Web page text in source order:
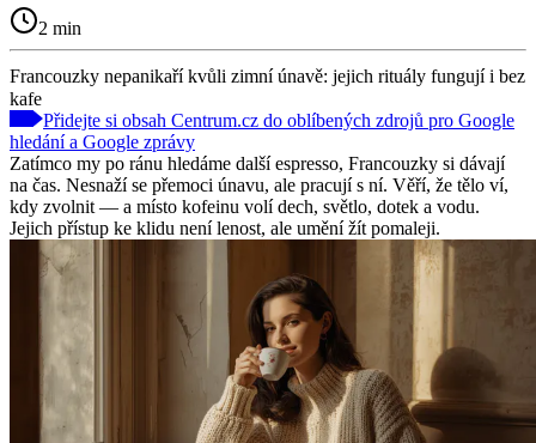
2 min
Francouzky nepanikaří kvůli zimní únavě: jejich rituály fungují i bez
kafe
Přidejte si obsah Centrum.cz do oblíbených zdrojů pro Google
hledání a Google zprávy
Zatímco my po ránu hledáme další espresso, Francouzky si dávají
na čas. Nesnaží se přemoci únavu, ale pracují s ní. Věří, že tělo ví,
kdy zvolnit — a místo kofeinu volí dech, světlo, dotek a vodu.
Jejich přístup ke klidu není lenost, ale umění žít pomaleji.